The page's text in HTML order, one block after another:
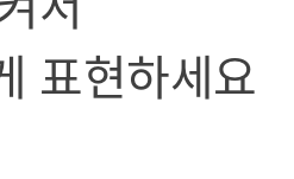
표현하세요